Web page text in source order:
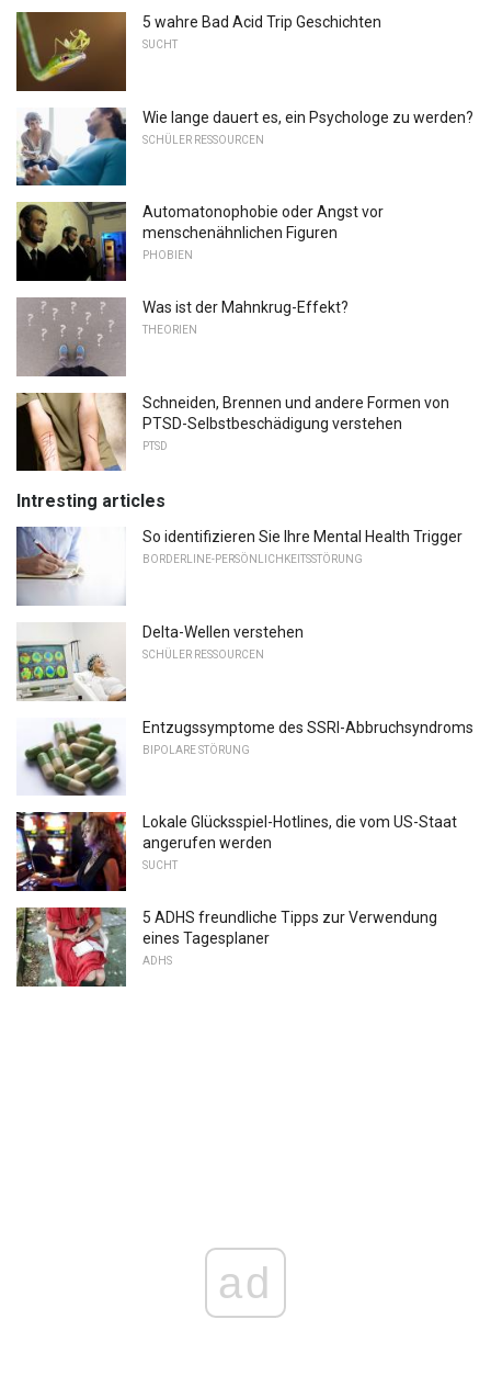
5 wahre Bad Acid Trip Geschichten
SUCHT
Wie lange dauert es, ein Psychologe zu werden?
SCHÜLER RESSOURCEN
Automatonophobie oder Angst vor
menschenähnlichen Figuren
PHOBIEN
Was ist der Mahnkrug-Effekt?
THEORIEN
Schneiden, Brennen und andere Formen von
PTSD-Selbstbeschädigung verstehen
PTSD
Intresting articles
So identifizieren Sie Ihre Mental Health Trigger
BORDERLINE-PERSÖNLICHKEITSSTÖRUNG
Delta-Wellen verstehen
SCHÜLER RESSOURCEN
Entzugssymptome des SSRI-Abbruchsyndroms
BIPOLARE STÖRUNG
Lokale Glücksspiel-Hotlines, die vom US-Staat
angerufen werden
SUCHT
5 ADHS freundliche Tipps zur Verwendung
eines Tagesplaner
ADHS
ad